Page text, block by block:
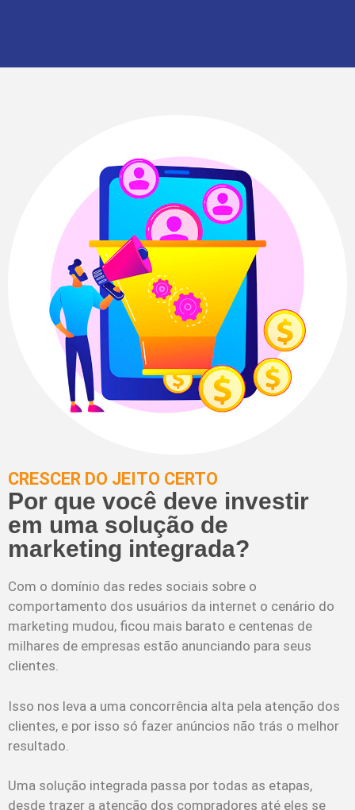
CRESCER DO JEITO CERTO
Por que você deve investir
em uma solução de
marketing integrada?
Com o domínio das redes sociais sobre o
comportamento dos usuários da internet o cenário do
marketing mudou, ficou mais barato e centenas de
milhares de empresas estão anunciando para seus
clientes.
Isso nos leva a uma concorrência alta pela atenção dos
clientes, e por isso só fazer anúncios não trás o melhor
resultado.
Uma solução integrada passa por todas as etapas,
desde trazer a atenção dos compradores até eles se